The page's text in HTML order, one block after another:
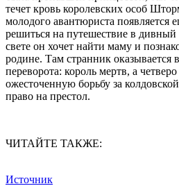
течет кровь королевских особ
молодого авантюриста появляется
решиться на путешествие в дивный
свете он хочет найти маму и
родине. Там странник оказывается
переворота: король мертв, а
ожесточенную борьбу за
право на престол.
ЧИТАЙТЕ ТАКЖЕ:
Источник